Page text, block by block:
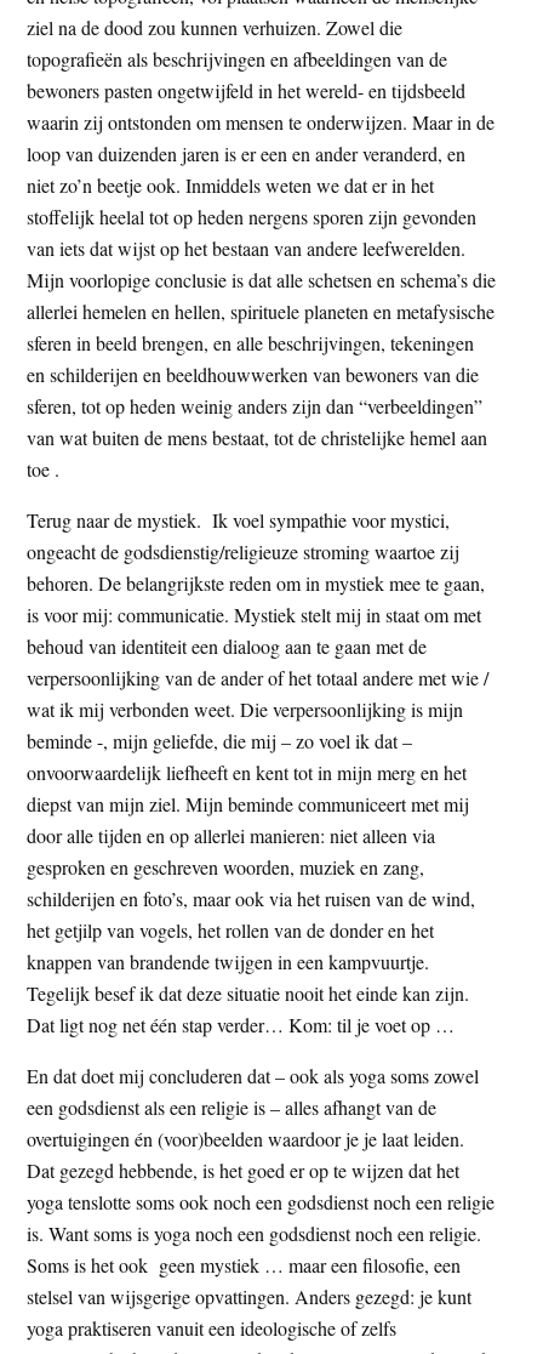
ziel na de dood zou kunnen verhuizen. Zowel die
topografieën als beschrijvingen en afbeeldingen van de
bewoners pasten ongetwijfeld in het wereld- en tijdsbeeld
waarin zij ontstonden om mensen te onderwijzen. Maar in de
loop van duizenden jaren is er een en ander veranderd, en
niet zo’n beetje ook. Inmiddels weten we dat er in het
stoffelijk heelal tot op heden nergens sporen zijn gevonden
van iets dat wijst op het bestaan van andere leefwerelden.
Mijn voorlopige conclusie is dat alle schetsen en schema’s die
allerlei hemelen en hellen, spirituele planeten en metafysische
sferen in beeld brengen, en alle beschrijvingen, tekeningen
en schilderijen en beeldhouwwerken van bewoners van die
sferen, tot op heden weinig anders zijn dan “verbeeldingen”
van wat buiten de mens bestaat, tot de christelijke hemel aan
toe .
Terug naar de mystiek. Ik voel sympathie voor mystici,
ongeacht de godsdienstig/religieuze stroming waartoe zij
behoren. De belangrijkste reden om in mystiek mee te gaan,
is voor mij: communicatie. Mystiek stelt mij in staat om met
behoud van identiteit een dialoog aan te gaan met de
verpersoonlijking van de ander of het totaal andere met wie /
wat ik mij verbonden weet. Die verpersoonlijking is mijn
beminde -, mijn geliefde, die mij – zo voel ik dat –
onvoorwaardelijk liefheeft en kent tot in mijn merg en het
diepst van mijn ziel. Mijn beminde communiceert met mij
door alle tijden en op allerlei manieren: niet alleen via
gesproken en geschreven woorden, muziek en zang,
schilderijen en foto’s, maar ook via het ruisen van de wind,
het getjilp van vogels, het rollen van de donder en het
knappen van brandende twijgen in een kampvuurtje.
Tegelijk besef ik dat deze situatie nooit het einde kan zijn.
Dat ligt nog net één stap verder… Kom: til je voet op …
En dat doet mij concluderen dat – ook als yoga soms zowel
een godsdienst als een religie is – alles afhangt van de
overtuigingen én (voor)beelden waardoor je je laat leiden.
Dat gezegd hebbende, is het goed er op te wijzen dat het
yoga tenslotte soms ook noch een godsdienst noch een religie
is. Want soms is yoga noch een godsdienst noch een religie.
Soms is het ook geen mystiek … maar een filosofie, een
stelsel van wijsgerige opvattingen. Anders gezegd: je kunt
yoga praktiseren vanuit een ideologische of zelfs